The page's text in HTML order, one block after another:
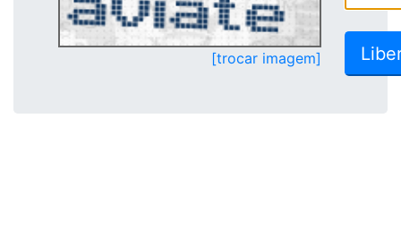
[trocar imagem]